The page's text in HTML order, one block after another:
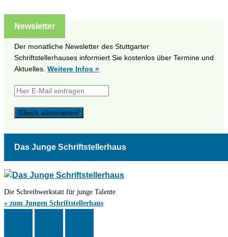
Newsletter
Der monatliche Newsletter des Stuttgarter
Schriftstellerhauses informiert Sie kostenlos über Termine und
Aktuelles. Weitere Infos »
Das Junge Schriftstellerhaus
Die Schreibwerkstatt für junge Talente
» zum Jungen Schriftstellerhaus